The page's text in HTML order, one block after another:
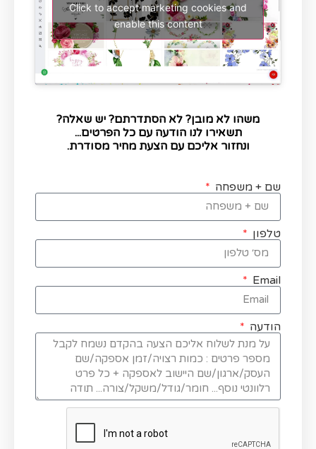
Click to accept marketing cookies and
enable this content
משהו לא מובן? לא הסתדרתם? יש שאלה?
תשאירו לנו הודעה עם כל הפרטים...
ונחזור אליכם עם הצעת מחיר מסודרת.
שם + משפחה
טלפון
Email
הודעה